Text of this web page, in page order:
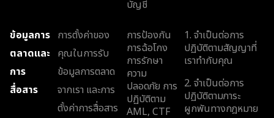
บัญชี
ข้อมูลการ
ตลาดและ
การ
สื่อสาร
การตั้งค่าของ
คุณในการรับ
ข้อมูลการตลาด
จากเรา และการ
ตั้งค่าการสื่อสาร
การป้องกัน
การฉ้อโกง
การรักษา
ความ
ปลอดภัย การ
ปฏิบัติตาม
AML, CTF
1. จำเป็นต่อการ
ปฏิบัติตามสัญญาที่
เราทำกับคุณ
2. จำเป็นต่อการ
ปฏิบัติตามภาระ
ผูกพันทางกฎหมาย